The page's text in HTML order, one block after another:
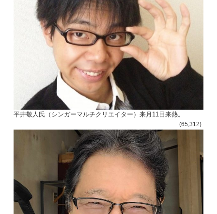
平井敬人氏（シンガーマルチクリエイター）来月11日来熱。
(65,312)